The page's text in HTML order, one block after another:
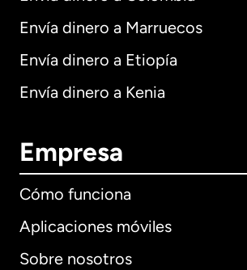
Envía dinero a Marruecos
Envía dinero a Etiopía
Envía dinero a Kenia
Empresa
Cómo funciona
Aplicaciones móviles
Sobre nosotros